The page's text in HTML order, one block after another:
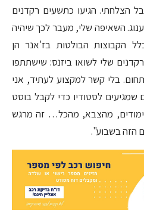
הצלחתי. הגיעו כתשעים רקדנים
10-26 והיה תענוג. השאיפה שלי, מעבר לכך שיהיה
הקבוצות הבולטות בז'אנר הן
שלי לשואו ביזנס: שישתתפו
בלי קשר למקצוע לעתיד, אני
לסטודיו כדי לקבל בוסט
מהצבא, מהכל… זה מרגש
הזה בשבוע".